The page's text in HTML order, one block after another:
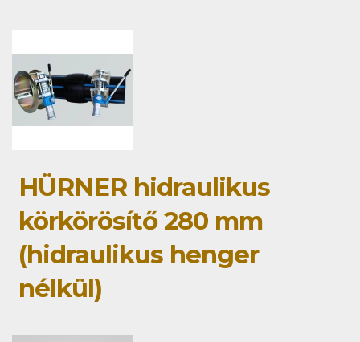
HÜRNER hidraulikus
körkörösítő 280 mm
(hidraulikus henger
nélkül)